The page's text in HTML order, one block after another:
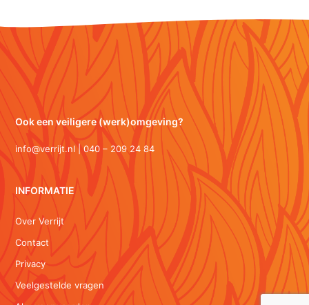
Ook een veiligere (werk)omgeving?
info@verrijt.nl | 040 – 209 24 84
INFORMATIE
Over Verrijt
Contact
Privacy
Veelgestelde vragen